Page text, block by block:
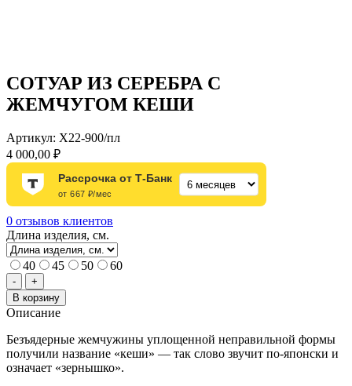
СОТУАР ИЗ СЕРЕБРА С
ЖЕМЧУГОМ КЕШИ
Артикул: Х22-900/пл
4 000,00 ₽
Рассрочка от Т-Банк
от 667 ₽/мес
0 отзывов клиентов
Длина изделия, см.
40 45 50 60
-
Количество
товара
СОТУАР
ИЗ
СЕРЕБРА
С
ЖЕМЧУГОМ
+
В корзину
Описание
Безъядерные жемчужины уплощенной неправильной формы
получили название «кеши» — так слово звучит по-японски и
означает «зернышко».